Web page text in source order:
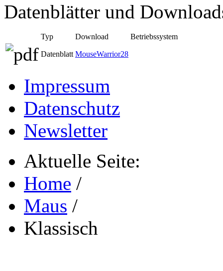
Datenblätter und
Typ Download Betriebssystem
Datenblatt MouseWarrior28
Impressum
Datenschutz
Newsletter
Aktuelle Seite:
Home /
Maus /
Klassisch